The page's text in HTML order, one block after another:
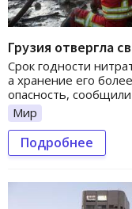
Грузия отвергла
Срок годности
а хранение его
опасность,
Мир
Подробнее